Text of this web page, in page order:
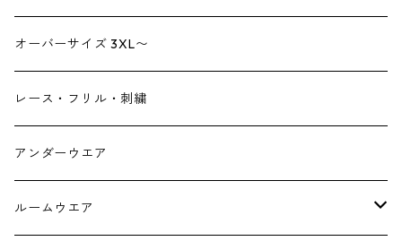
デニム
パンプス
ヘアーアクセサリー
ストール
つけ襟
イヤリング・ピアス
オーバーサイズ 3XL〜
レース・フリル・刺繍
アンダーウエア
ルームウエア